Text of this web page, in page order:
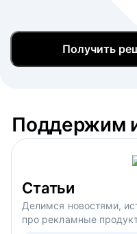
Получить
Поддержим
Статьи
Делимся новостями,
про рекламные